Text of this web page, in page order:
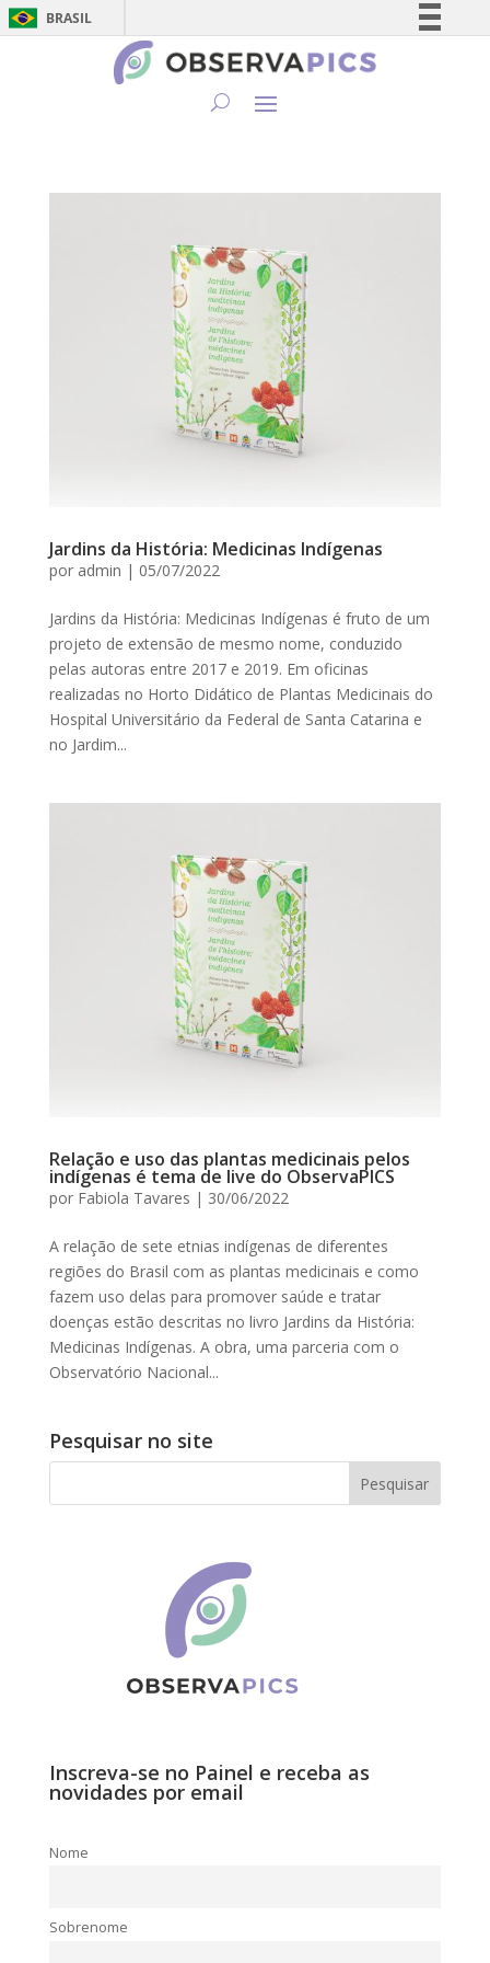
BRASIL
Simplifique!
Jardins da História: Medicinas Indígenas
por admin | 05/07/2022
Jardins da História: Medicinas Indígenas é fruto de um
projeto de extensão de mesmo nome, conduzido
pelas autoras entre 2017 e 2019. Em oficinas
realizadas no Horto Didático de Plantas Medicinais do
Hospital Universitário da Federal de Santa Catarina e
no Jardim...
Relação e uso das plantas medicinais pelos
indígenas é tema de live do ObservaPICS
por Fabiola Tavares | 30/06/2022
A relação de sete etnias indígenas de diferentes
regiões do Brasil com as plantas medicinais e como
fazem uso delas para promover saúde e tratar
doenças estão descritas no livro Jardins da História:
Medicinas Indígenas. A obra, uma parceria com o
Observatório Nacional...
Pesquisar no site
Inscreva-se no Painel e receba as
novidades por email
Nome
Sobrenome